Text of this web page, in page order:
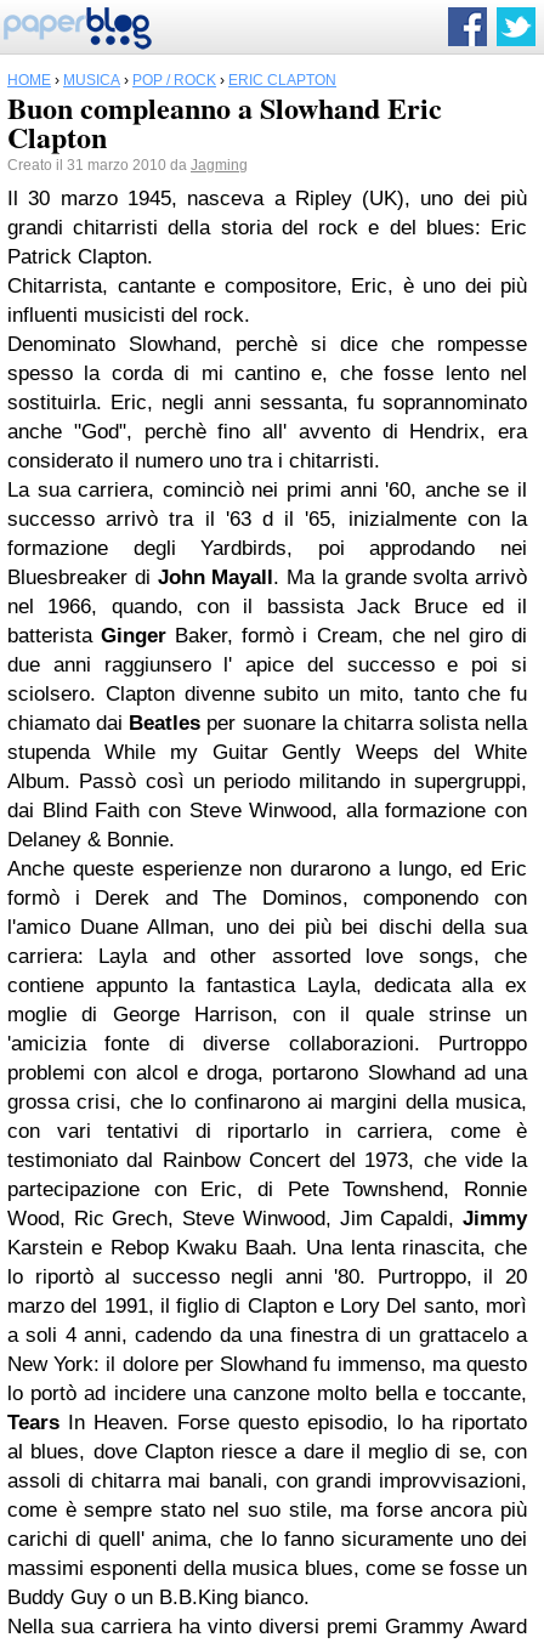
HOME › MUSICA › POP / ROCK › ERIC CLAPTON
Buon compleanno a Slowhand Eric
Clapton
Creato il 31 marzo 2010 da Jagming
Il 30 marzo 1945, nasceva a Ripley (UK), uno dei più
grandi chitarristi della storia del rock e del blues: Eric
Patrick Clapton.
Chitarrista, cantante e compositore, Eric, è uno dei più
influenti musicisti del rock.
Denominato Slowhand, perchè si dice che rompesse
spesso la corda di mi cantino e, che fosse lento nel
sostituirla. Eric, negli anni sessanta, fu soprannominato
anche "God", perchè fino all' avvento di Hendrix, era
considerato il numero uno tra i chitarristi.
La sua carriera, cominciò nei primi anni '60, anche se il
successo arrivò tra il '63 d il '65, inizialmente con la
formazione degli Yardbirds, poi approdando nei
Bluesbreaker di John Mayall. Ma la grande svolta arrivò
nel 1966, quando, con il bassista Jack Bruce ed il
batteristaGinger Baker, formò i Cream, che nel giro di
due anni raggiunsero l' apice del successo e poi si
sciolsero. Clapton divenne subito un mito, tanto che fu
chiamato dai Beatles per suonare la chitarra solista nella
stupenda While my Guitar Gently Weeps del White
Album. Passò così un periodo militando in supergruppi,
dai Blind Faith con Steve Winwood, alla formazione con
Delaney & Bonnie.
Anche queste esperienze non durarono a lungo, ed Eric
formò i Derek and The Dominos, componendo con
l'amico Duane Allman, uno dei più bei dischi della sua
carriera: Layla and other assorted love songs, che
contiene appunto la fantastica Layla, dedicata alla ex
moglie di George Harrison, con il quale strinse un
'amicizia fonte di diverse collaborazioni. Purtroppo
problemi con alcol e droga, portarono Slowhand ad una
grossa crisi, che lo confinarono ai margini della musica,
con vari tentativi di riportarlo in carriera, come è
testimoniato dal Rainbow Concert del 1973, che vide la
partecipazione con Eric, di Pete Townshend, Ronnie
Wood, Ric Grech, Steve Winwood, Jim Capaldi, Jimmy
Karstein e Rebop Kwaku Baah. Una lenta rinascita, che
lo riportò al successo negli anni '80. Purtroppo, il 20
marzo del 1991, il figlio di Clapton e Lory Del santo, morì
a soli 4 anni, cadendo da una finestra di un grattacelo a
New York: il dolore per Slowhand fu immenso, ma questo
lo portò ad incidere una canzone molto bella e toccante,
Tears In Heaven. Forse questo episodio, lo ha riportato
al blues, dove Clapton riesce a dare il meglio di se, con
assoli di chitarra mai banali, con grandi improvvisazioni,
come è sempre stato nel suo stile, ma forse ancora più
carichi di quell' anima, che lo fanno sicuramente uno dei
massimi esponenti della musica blues, come se fosse un
Buddy Guy o un B.B.King bianco.
Nella sua carriera ha vinto diversi premi Grammy Award